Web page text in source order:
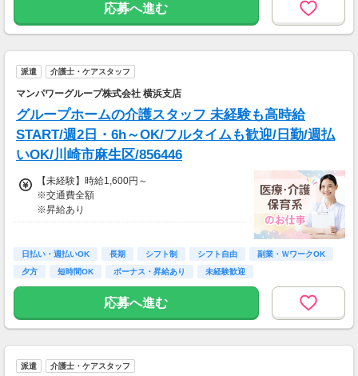
※資格手当あり（時給50円～UP/資格の種類に
よって異なる）
※日払いも週払いOK（規定あり）
（稼働開始時は手続き完了次第となります）
週払い：金曜日締め最短翌週火曜日にお給料GE
T♪
※交通費：別途全額支給
応募へ進む
派遣 介護士・ケアスタッフ
マンパワーグループ株式会社 横浜支店
グループホームの介護スタッフ 未経験も高時給
START/週2日・6h～OK/フルタイムも歓迎/日勤/週払
いOK/川崎市麻生区/856446
【未経験】時給1,600円～
※交通費全額
※昇給あり
◎日勤／未経験の場合
・日収(1,600*8)円（時給1,600円×8h）
※資格手当あり（時給50円～UP/資格の種類に
日払い・週払いOK 長期 シフト制 シフト自由
副業・ＷワークOK
夕方
短時間OK ボーナス・昇給あり 未経験歓迎
応募へ進む
派遣 介護士・ケアスタッフ